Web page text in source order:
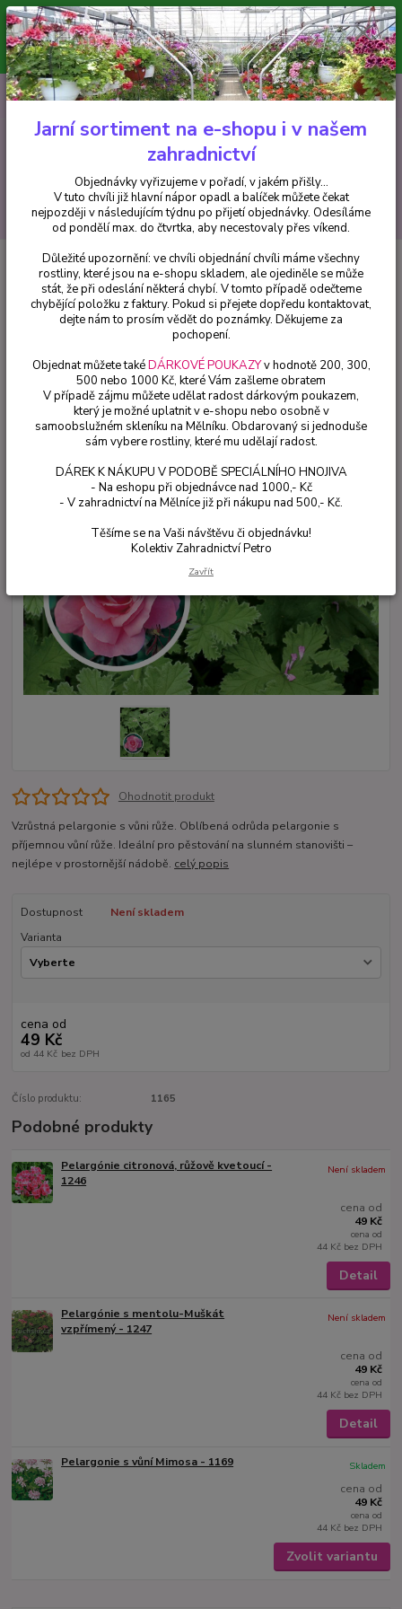
Minimální hodnota pro odeslání z e-shopu je 300 Kč.
V tuto chvíli již hlavní nápor objednávek opadl a balíček můžete čekat
nejpozději v následujícím týdnu po přijetí objednávky. Objednávky
vyřizujeme v pořadí, v jakém přišly...
CZK
Hledat
+420 602 223 614 0ks
za0 Kč
Pelargonie Pelargonie s vůní růže - 1165
Pelargonie s vůní růže - 1165
Ohodnotit produkt
Vzrůstná pelargonie s vůni růže. Oblíbená odrůda pelargonie s
příjemnou vůní růže. Ideální pro pěstování na slunném stanovišti –
nejlépe v prostornější nádobě. celý popis
Dostupnost
Není skladem
Varianta
cena od
49 Kč
od 44 Kč bez DPH
Číslo produktu: 1165
Podobné produkty
Pelargónie citronová, růžově kvetoucí -
1246
cena od
49 Kč
cena od
44 Kč bez DPH
Není skladem
Detail
Pelargónie s mentolu-Muškát
vzpřímený - 1247
cena od
49 Kč
cena od
44 Kč bez DPH
Není skladem
Detail
Pelargonie s vůní Mimosa - 1169
cena od
49 Kč
cena od
44 Kč bez DPH
Skladem
Zvolit variantu
Jarní sortiment na e-shopu i v našem
zahradnictví
Objednávky vyřizujeme v pořadí, v jakém přišly...
V tuto chvíli již hlavní nápor opadl a balíček můžete čekat
nejpozději v následujícím týdnu po přijetí objednávky. Odesíláme
od pondělí max. do čtvrtka, aby necestovaly přes víkend.
Důležité upozornění: ve chvíli objednání chvíli máme všechny
rostliny, které jsou na e-shopu skladem, ale ojediněle se může
stát, že při odeslání některá chybí. V tomto případě odečteme
chybějící položku z faktury. Pokud si přejete dopředu kontaktovat,
dejte nám to prosím vědět do poznámky. Děkujeme za
pochopení.
Objednat můžete takéDÁRKOVÉ POUKAZYv hodnotě 200, 300,
500 nebo 1000 Kč, které Vám zašleme obratem
V případě zájmu můžete udělat radost dárkovým poukazem,
který je možné uplatnit v e-shopu nebo osobně v
samoobslužném skleníku na Mělníku. Obdarovaný si jednoduše
sám vybere rostliny, které mu udělají radost.
DÁREK K NÁKUPU V PODOBĚ SPECIÁLNÍHO HNOJIVA
- Na eshopu při objednávce nad 1000,- Kč
- V zahradnictví na Mělníce již při nákupu nad 500,- Kč.
Těšíme se na Vaši návštěvu či objednávku!
Kolektiv Zahradnictví Petro
Zavřít